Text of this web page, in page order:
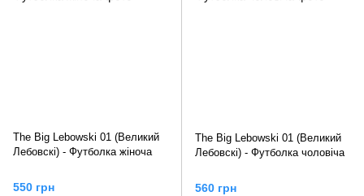
The Big Lebowski 01 (Великий
Лебовскі) - Футболка жіноча
550 грн
The Big Lebowski 01 (Великий
Лебовскі) - Футболка чоловіча
560 грн